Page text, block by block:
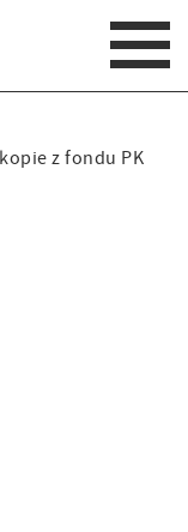
z fondu PK